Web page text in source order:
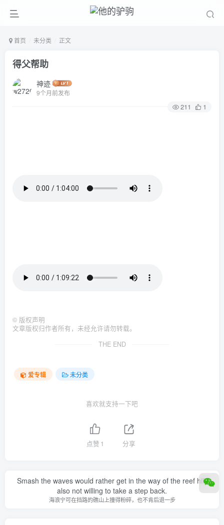
首页 未分类 正文
得父帮助
神迹
9个月前发布
211 1
© 版权声明
文章版权归作者所有，未经允许请勿转载。
THE END
爱专辑 未分类
喜欢就支持一下吧
点赞 1 分享
Smash the waves would rather get in the way of the reef hill,
also not willing to take a step back.
海浪宁可在挡路的礁山上撞得粉碎，也不肯后退一步